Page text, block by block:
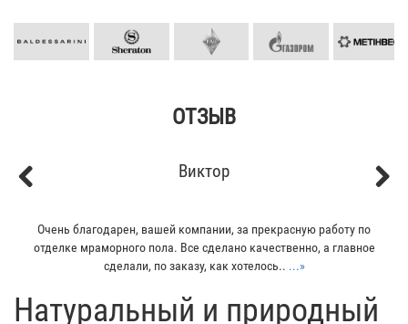
ОТЗЫВ
Виктор
Очень благодарен, вашей компании, за прекрасную работу по
отделке мраморного пола. Все сделано качественно, а главное
сделали, по заказу, как хотелось.. ...»
​Натуральный и природный